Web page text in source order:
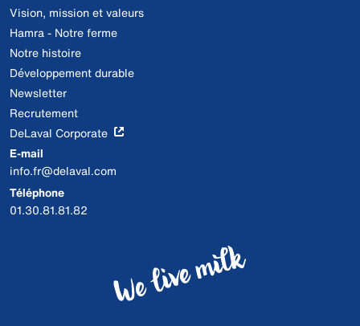
Vision, mission et valeurs
Hamra - Notre ferme
Notre histoire
Développement durable
Newsletter
Recrutement
DeLaval Corporate
E-mail
info.fr@delaval.com
Téléphone
01.30.81.81.82